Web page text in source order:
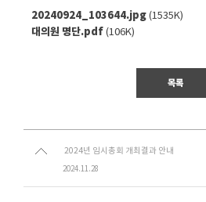
20240924_103644.jpg (1535K)
대의원 명단.pdf (106K)
목록
2024년 임시총회 개최결과 안내
2024.11.28